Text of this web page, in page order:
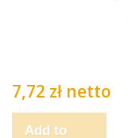
7,72 zł netto
Add to